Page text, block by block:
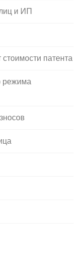
и ИП
патента
режима